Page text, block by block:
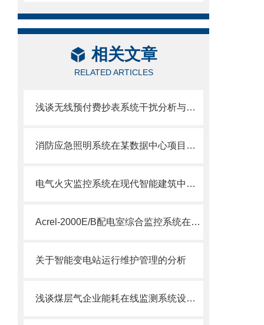
相关文章
RELATED ARTICLES
浅谈无线预付费抄表系统干扰分析与应用
消防应急照明系统在某数据中心项目的应用
电气火灾监控系统在现代智能建筑中的研究与应用
Acrel-2000E/B配电室综合监控系统在厦门天马微电子配电室中的应用
关于智能变电站运行维护管理的分析
浅谈煤层气企业能耗在线监测系统设计与应用研究